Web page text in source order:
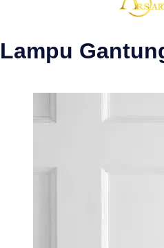
Lampu